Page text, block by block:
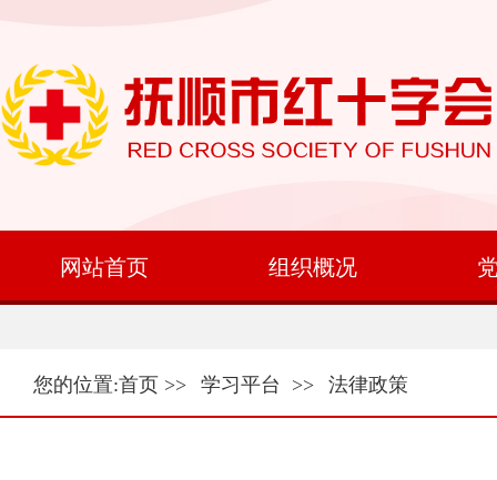
网站首页 组织概况
您的位置:首页 >> 学习平台 >> 法律政策